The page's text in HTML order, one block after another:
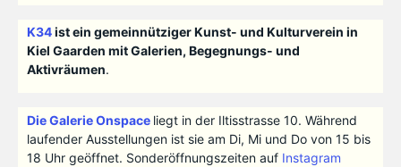
K34ist ein gemeinnütziger Kunst- und Kulturverein in
Kiel Gaarden mit Galerien, Begegnungs- und
Aktivräumen.
Die Galerie Onspace liegt in der Iltisstrasse 10. Während
laufender Ausstellungen ist sie am Di, Mi und Do von 15 bis
18 Uhr geöffnet. Sonderöffnungszeiten auf Instagram